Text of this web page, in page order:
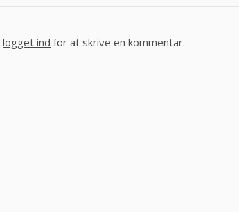
logget ind for at skrive en kommentar.